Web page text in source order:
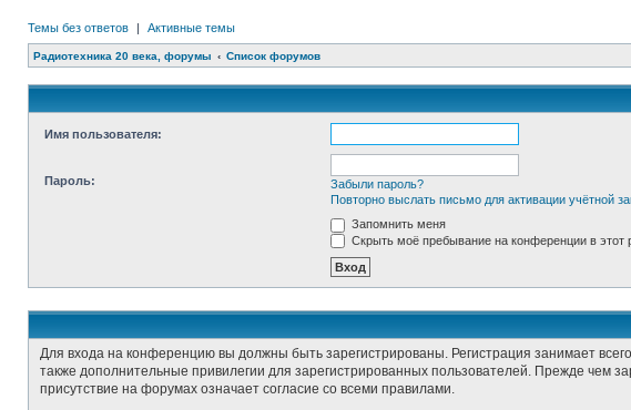
Темы без ответов | Активные темы
Радиотехника 20 века, форумы Список форумов
Имя пользователя:
Пароль:
Забыли пароль?
Повторно выслать письмо для активации учётной
Запомнить меня
Скрыть моё пребывание на конференции в этот
Для входа на конференцию вы должны быть зарегистрированы. Регистрация занимает
также дополнительные привилегии для зарегистрированных пользователей. Прежде чем
присутствие на форумах означает согласие со всеми правилами.